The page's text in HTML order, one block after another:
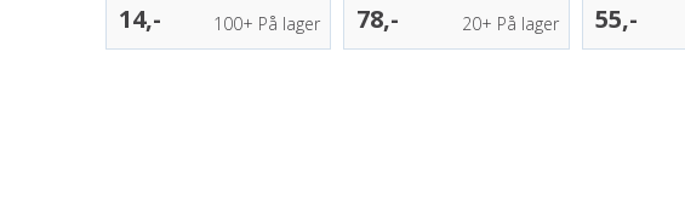
14,- 100+ På lager 78,- 20+ På lager 55,-